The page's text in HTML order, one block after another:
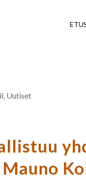
Uutiset